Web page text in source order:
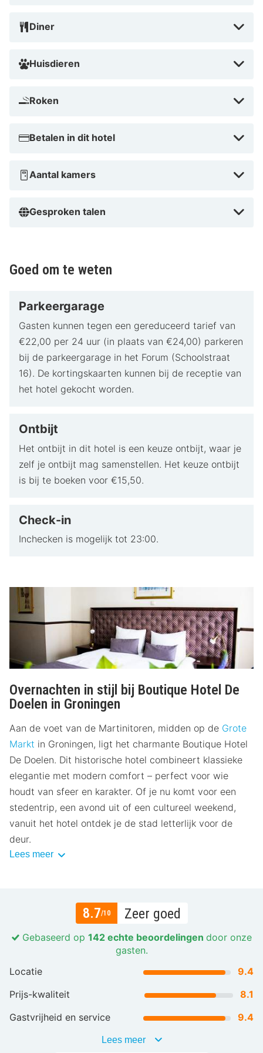
Diner
Huisdieren
Roken
Betalen in dit hotel
Aantal kamers
Gesproken talen
Goed om te weten
Parkeergarage
Gasten kunnen tegen een gereduceerd tarief van
€22,00 per 24 uur (in plaats van €24,00) parkeren
bij de parkeergarage in het Forum (Schoolstraat
16). De kortingskaarten kunnen bij de receptie van
het hotel gekocht worden.
Ontbijt
Het ontbijt in dit hotel is een keuze ontbijt, waar je
zelf je ontbijt mag samenstellen. Het keuze ontbijt
is bij te boeken voor €15,50.
Check-in
Inchecken is mogelijk tot 23:00.
Overnachten in stijl bij Boutique Hotel De
Doelen in Groningen
Aan de voet van de Martinitoren, midden op de Grote
Markt in Groningen, ligt het charmante Boutique Hotel
De Doelen. Dit historische hotel combineert klassieke
elegantie met modern comfort – perfect voor wie
houdt van sfeer en karakter. Of je nu komt voor een
stedentrip, een avond uit of een cultureel weekend,
vanuit het hotel ontdek je de stad letterlijk voor de
deur.
Lees meer
8.7/10 Zeer goed
Gebaseerd op 142 echte beoordelingen door onze
gasten.
Locatie
9.4
Prijs-kwaliteit
8.1
Gastvrijheid en service
9.4
Lees meer